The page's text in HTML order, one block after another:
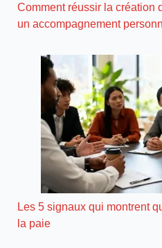
Comment réussir la création
un accompagnement
Les 5 signaux qui montrent
la paie